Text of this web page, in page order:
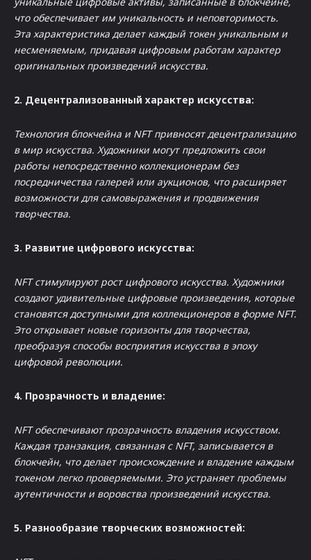
что обеспечивает им уникальность и неповторимость.
Эта характеристика делает каждый токен уникальным и
несменяемым, придавая цифровым работам характер
оригинальных произведений искусства.
2. Децентрализованный характер искусства:
Технология блокчейна и NFT привносят децентрализацию
в мир искусства. Художники могут предложить свои
работы непосредственно коллекционерам без
посредничества галерей или аукционов, что расширяет
возможности для самовыражения и продвижения
творчества.
3. Развитие цифрового искусства:
NFT стимулируют рост цифрового искусства. Художники
создают удивительные цифровые произведения, которые
становятся доступными для коллекционеров в форме NFT.
Это открывает новые горизонты для творчества,
преобразуя способы восприятия искусства в эпоху
цифровой революции.
4. Прозрачность и владение:
NFT обеспечивают прозрачность владения искусством.
Каждая транзакция, связанная с NFT, записывается в
блокчейн, что делает происхождение и владение каждым
токеном легко проверяемыми. Это устраняет проблемы
аутентичности и воровства произведений искусства.
5. Разнообразие творческих возможностей: